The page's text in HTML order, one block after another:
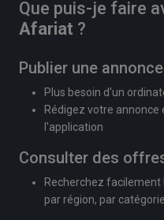
Que puis-je faire
Afariat ?
Publier une
Plus besoin d'un
Rédigez votre
l'application
Consulter des
Recherchez
par région, par